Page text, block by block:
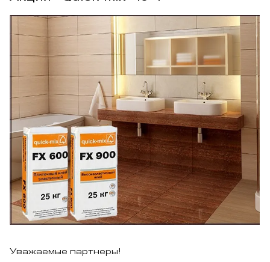
Уважаемые партнеры!